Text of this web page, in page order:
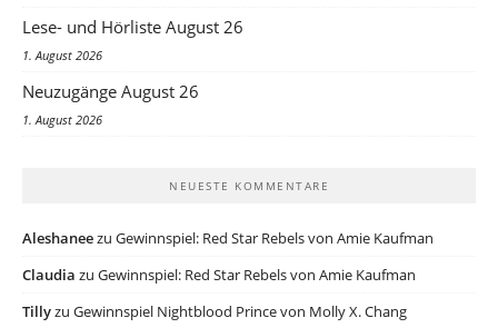
Lese- und Hörliste August 26
1. August 2026
Neuzugänge August 26
1. August 2026
NEUESTE KOMMENTARE
Aleshaneezu Gewinnspiel: Red Star Rebels von Amie Kaufman
Claudia zu Gewinnspiel: Red Star Rebels von Amie Kaufman
Tillyzu Gewinnspiel Nightblood Prince von Molly X. Chang